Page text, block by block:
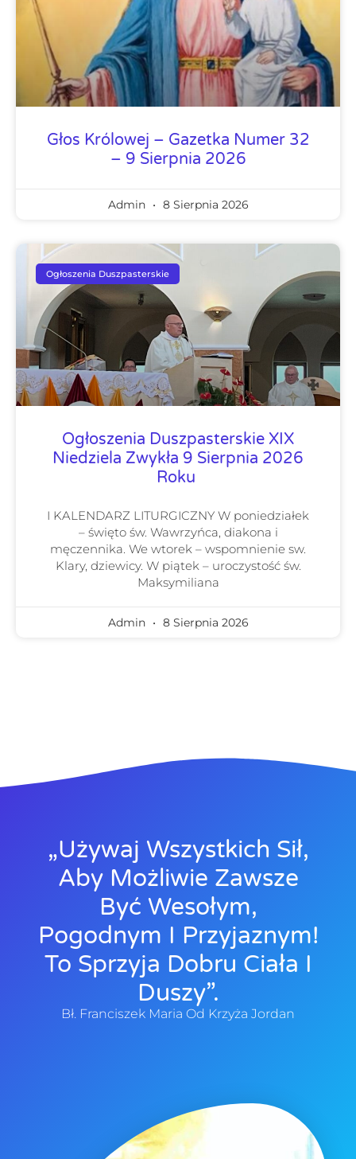
Głos Królowej – Gazetka Numer 32
– 9 Sierpnia 2026
Admin 8 Sierpnia 2026
Ogłoszenia Duszpasterskie
Ogłoszenia Duszpasterskie XIX
Niedziela Zwykła 9 Sierpnia 2026
Roku
I KALENDARZ LITURGICZNY W poniedziałek
– święto św. Wawrzyńca, diakona i
męczennika. We wtorek – wspomnienie sw.
Klary, dziewicy. W piątek – uroczystość św.
Maksymiliana
Admin 8 Sierpnia 2026
„Używaj Wszystkich Sił,
Aby Możliwie Zawsze
Być Wesołym,
Pogodnym I Przyjaznym!
To Sprzyja Dobru Ciała I
Duszy”.
Bł. Franciszek Maria Od Krzyża Jordan